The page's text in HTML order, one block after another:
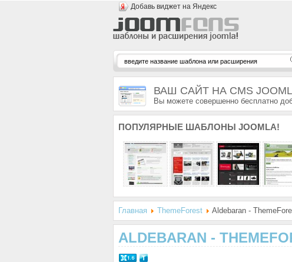
Добавь виджет на Яндекс
ВАШ САЙТ НА CMS
Вы можете совершенно бесплатно
ПОПУЛЯРНЫЕ ШАБЛОНЫ JOOMLA!
Главная ThemeForest Aldebaran -
ALDEBARAN -